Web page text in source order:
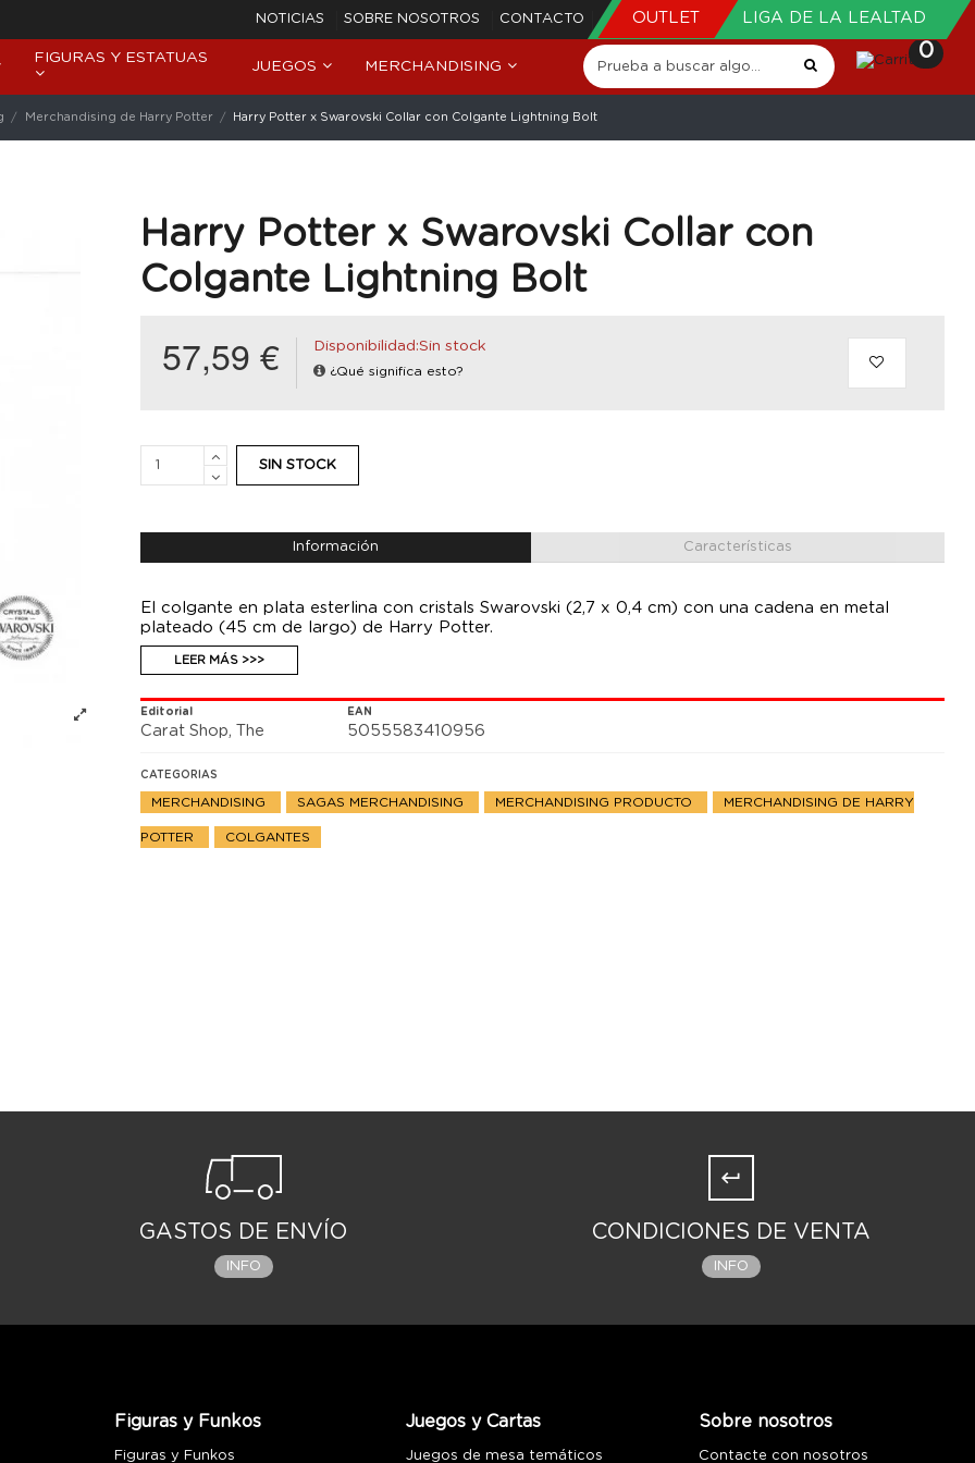
NOTICIAS SOBRE NOSOTROS CONTACTO OUTLET LIGA DE LA LEALTAD
FIGURAS Y ESTATUAS
JUEGOS MERCHANDISING
0
Merchandising de Harry Potter Harry Potter x Swarovski Collar con Colgante Lightning Bolt
Harry Potter x Swarovski Collar con
Colgante Lightning Bolt
57,59 € Disponibilidad:Sin stock
¿Qué significa esto?
SIN STOCK
Información Características
El colgante en plata esterlina con cristals Swarovski (2,7 x 0,4 cm) con una cadena en metal
plateado (45 cm de largo) de Harry Potter.
LEER MÁS >>>
Editorial
Carat Shop, The
EAN
5055583410956
CATEGORIAS
MERCHANDISING SAGAS MERCHANDISING MERCHANDISING PRODUCTO MERCHANDISING DE HARRY
POTTER COLGANTES
GASTOS DE ENVÍO
INFO
CONDICIONES DE VENTA
INFO
Figuras y Funkos
Figuras y Funkos
Juegos y Cartas
Juegos de mesa temáticos
Sobre nosotros
Contacte con nosotros